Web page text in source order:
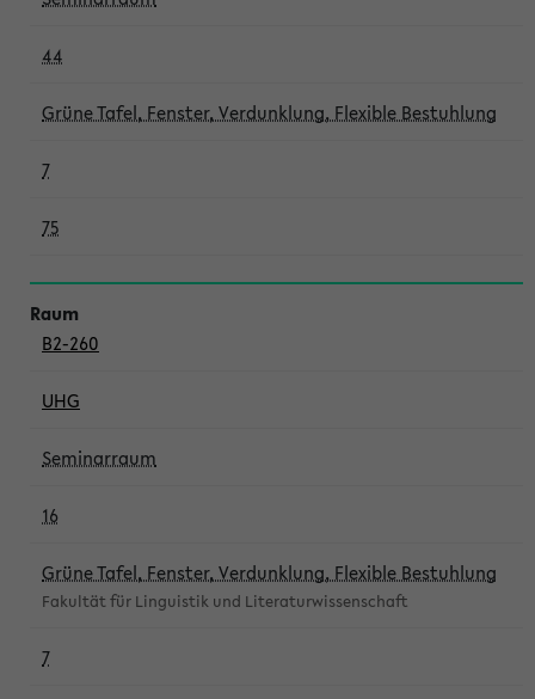
44
Grüne Tafel, Fenster, Verdunklung, Flexible Bestuhlung
7
75
B2-260
UHG
Seminarraum
16
Grüne Tafel, Fenster, Verdunklung, Flexible Bestuhlung
Fakultät für Linguistik und Literaturwissenschaft
7